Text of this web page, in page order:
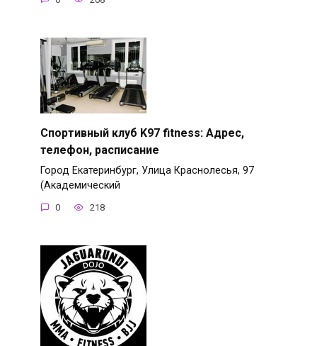
Спортивный клуб K97 fitness: Адрес,
телефон, расписание
Город Екатеринбург, Улица Краснолесья, 97
(Академический
0 218